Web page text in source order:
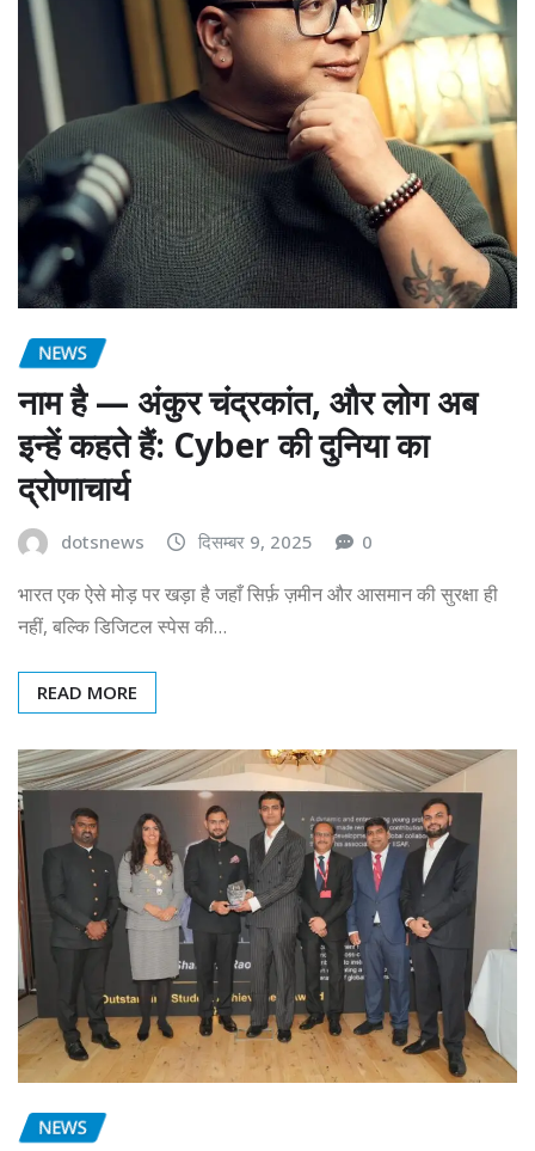
NEWS
नाम है — अंकुर चंद्रकांत, और लोग अब
इन्हें कहते हैं: Cyber की दुनिया का
द्रोणाचार्य
dotsnews दिसम्बर 9, 2025 0
भारत एक ऐसे मोड़ पर खड़ा है जहाँ सिर्फ़ ज़मीन और आसमान की सुरक्षा ही
नहीं, बल्कि डिजिटल स्पेस की…
READ MORE
NEWS